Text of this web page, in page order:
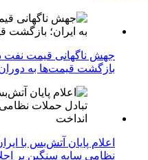
جهش ناگهانی قیمت نفت
بازگشت قیمت‌ها به
اعلام پایان آتش‌بس با
نظامی سایه سنگین بر